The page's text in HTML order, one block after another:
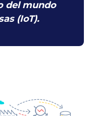
del mundo
(IoT).